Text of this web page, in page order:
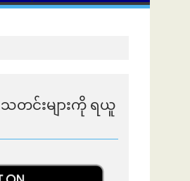
သတင်းများကို ရယူ